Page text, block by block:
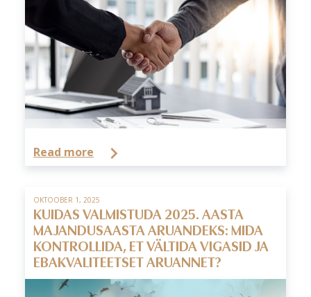
Read more
OKTOOBER 1, 2025
KUIDAS VALMISTUDA 2025. AASTA
MAJANDUSAASTA ARUANDEKS: MIDA
KONTROLLIDA, ET VÄLTIDA VIGASID JA
EBAKVALITEETSET ARUANNET?